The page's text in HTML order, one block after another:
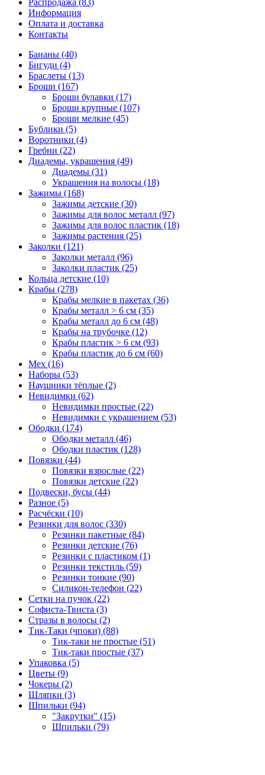
Распродажа (83)
Информация
Оплата и доставка
Контакты
Бананы (40)
Бигуди (4)
Браслеты (13)
Броши (167)
Броши булавки (17)
Броши крупные (107)
Броши мелкие (45)
Бублики (5)
Воротники (4)
Гребни (22)
Диадемы, украшения (49)
Диадемы (31)
Украшения на волосы (18)
Зажимы (168)
Зажимы детские (30)
Зажимы для волос металл (97)
Зажимы для волос пластик (18)
Зажимы растения (25)
Заколки (121)
Заколки металл (96)
Заколки пластик (25)
Кольца детские (10)
Крабы (278)
Крабы мелкие в пакетах (36)
Крабы металл > 6 см (35)
Крабы металл до 6 см (48)
Крабы на трубочке (12)
Крабы пластик > 6 см (93)
Крабы пластик до 6 см (60)
Мех (16)
Наборы (53)
Наушники тёплые (2)
Невидимки (62)
Невидимки простые (22)
Невидимки с украшением (53)
Ободки (174)
Ободки металл (46)
Ободки пластик (128)
Повязки (44)
Повязки взрослые (22)
Повязки детские (22)
Подвески, бусы (44)
Разное (5)
Расчёски (10)
Резинки для волос (330)
Резинки пакетные (84)
Резинки детские (76)
Резинки с пластиком (1)
Резинки текстиль (59)
Резинки тонкие (90)
Силикон-телефон (22)
Сетки на пучок (22)
Софиста-Твиста (3)
Стразы в волосы (2)
Тик-Таки (чпоки) (88)
Тик-таки не простые (51)
Тик-таки простые (37)
Упаковка (5)
Цветы (9)
Чокеры (2)
Шляпки (3)
Шпильки (94)
"Закрутки" (15)
Шпильки (79)